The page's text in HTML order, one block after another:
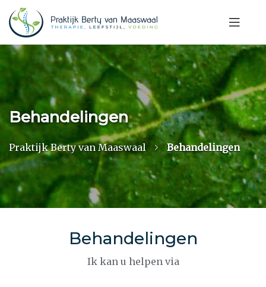
Behandelingen
Praktijk Berty van Maaswaal Behandelingen
Behandelingen
Ik kan u helpen via